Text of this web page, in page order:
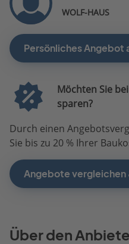
WOLF-HAUS
Persönliches Angebot
Möchten Sie
sparen?
Durch einen
Sie bis zu 20 % Ihrer
Angebote vergleichen
Über den